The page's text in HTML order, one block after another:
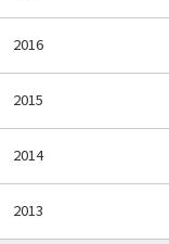
2016
2015
2014
2013